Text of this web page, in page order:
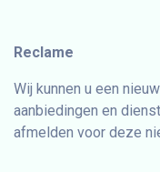
Reclame
Wij kunnen u een
aanbiedingen en
afmelden voor deze